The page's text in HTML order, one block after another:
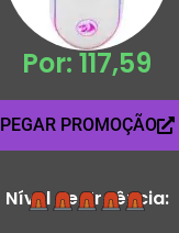
Por: 117,59
PEGAR PROMOÇÃO
Nível de Urgência: